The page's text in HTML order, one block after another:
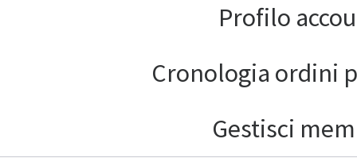
Profilo
Cronologia ordini
Gestisci